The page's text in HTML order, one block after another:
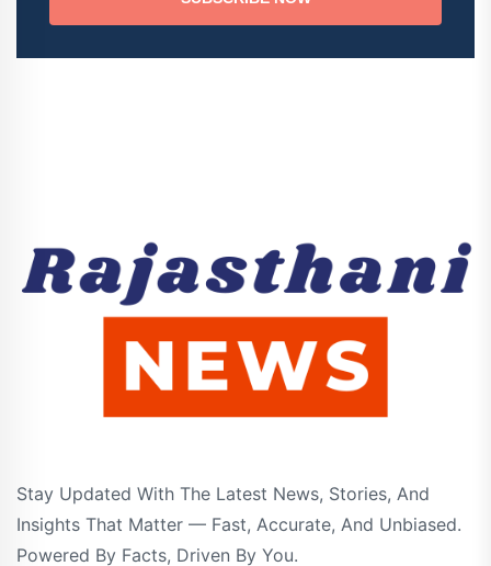
Stay Updated With The Latest News, Stories, And
Insights That Matter — Fast, Accurate, And Unbiased.
Powered By Facts, Driven By You.